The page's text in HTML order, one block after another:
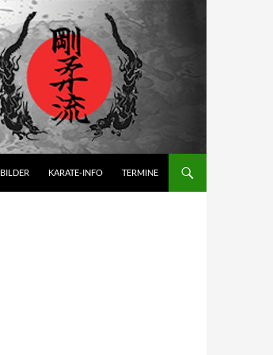
BILDER KARATE-INFO TERMINE